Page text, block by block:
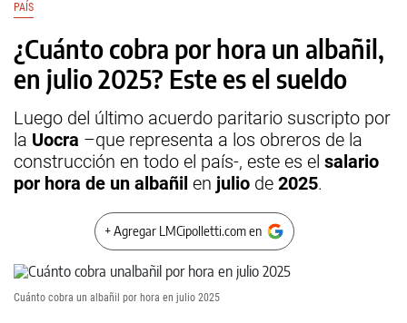
PAÍS
¿Cuánto cobra por hora un albañil,
en julio 2025? Este es el sueldo
Luego del último acuerdo paritario suscripto por
la Uocra –que representa a los obreros de la
construcción en todo el país-, este es el salario
por hora de un albañil en julio de 2025.
+ Agregar LMCipolletti.com en
Cuánto cobra un albañil por hora en julio 2025